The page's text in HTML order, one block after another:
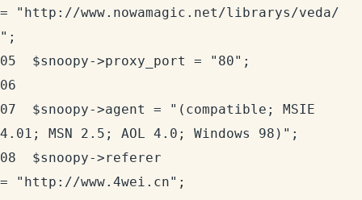
= "http://www.nowamagic.net/librarys/veda/
";
05	$snoopy->proxy_port = "80";
06
07	$snoopy->agent = "(compatible; MSIE
4.01; MSN 2.5; AOL 4.0; Windows 98)";
08	$snoopy->referer
= "http://www.4wei.cn";